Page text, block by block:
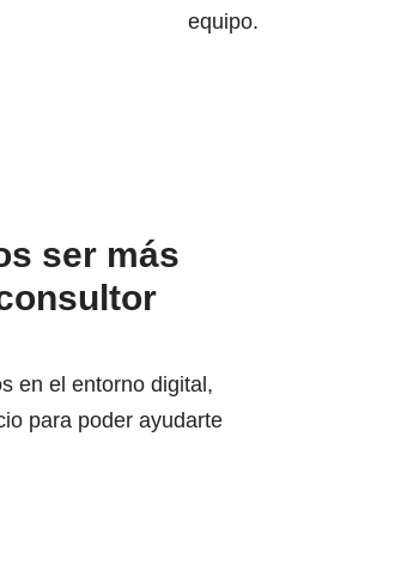
equipo.
ser más
en el entorno digital,
para poder ayudarte